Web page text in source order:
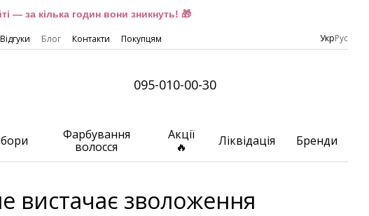
— за кілька годин вони зникнуть! 🎁
Відгуки Блог Контакти Покупцям УкрРус
095-010-00-30
Фарбування
волосся
Акції
🔥
Ліквідація Бренди
вистачає зволоження